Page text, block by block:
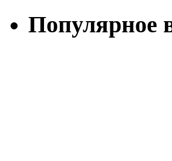
Популярное